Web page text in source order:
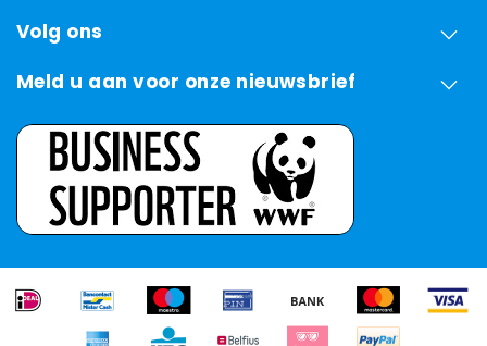
Volg ons
Meld u aan voor onze nieuwsbrief